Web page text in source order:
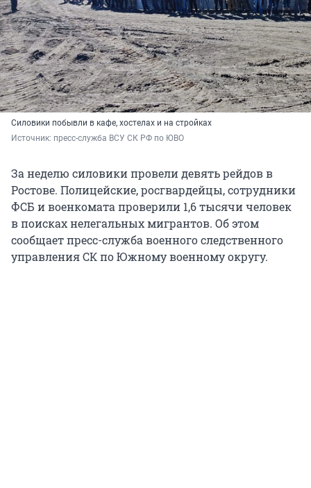
Силовики побывли в кафе, хостелах и на стройках
Источник: пресс-служба ВСУ СК РФ по ЮВО
За неделю силовики провели девять рейдов в
Ростове. Полицейские, росгвардейцы, сотрудники
ФСБ и военкомата проверили 1,6 тысячи человек
в поисках нелегальных мигрантов. Об этом
сообщает пресс-служба военного следственного
управления СК по Южному военному округу.